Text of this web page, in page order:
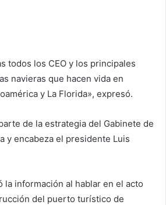
todos los CEO y los principales
navieras que hacen vida en
y La Florida», expresó.
de la estrategia del Gabinete de
y encabeza el presidente Luis
la información al hablar en el acto
del puerto turístico de